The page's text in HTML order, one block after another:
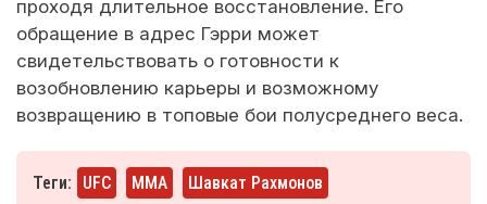
проходя длительное восстановление. Его
обращение в адрес Гэрри может
свидетельствовать о готовности к
возобновлению карьеры и возможному
возвращению в топовые бои полусреднего веса.
Теги: UFC ММА Шавкат Рахмонов